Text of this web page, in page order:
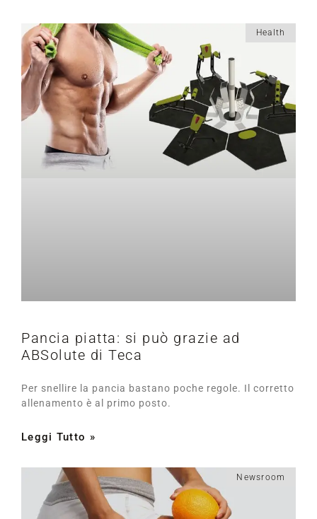
Health
Pancia piatta: si può grazie ad
ABSolute di Teca
Per snellire la pancia bastano poche regole. Il corretto
allenamento è al primo posto.
Leggi Tutto »
Newsroom